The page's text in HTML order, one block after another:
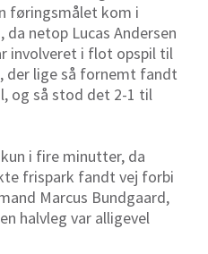
føringsmålet kom i
netop Lucas Andersen
involveret i flot opspil til
der lige så fornemt fandt
og så stod det 2-1 til
i fire minutter, da
frispark fandt vej forbi
Marcus Bundgaard,
halvleg var alligevel